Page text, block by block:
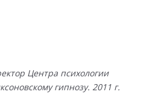
Центра психологии
гипнозу. 2011 г.